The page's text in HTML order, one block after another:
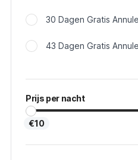
30 Dagen Gratis
43 Dagen Gratis
Prijs per nacht
€10